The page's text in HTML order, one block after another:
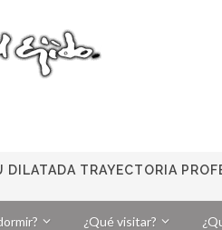
TRAYECTORIA
¿Qué visitar?